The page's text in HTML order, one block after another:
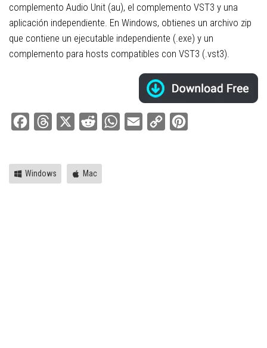
complemento Audio Unit (au), el complemento VST3 y una
aplicación independiente. En Windows, obtienes un archivo zip
que contiene un ejecutable independiente (.exe) y un
complemento para hosts compatibles con VST3 (.vst3).
FacebookThreads Reddit WhatsApp
Email
Copy
Windows Mac